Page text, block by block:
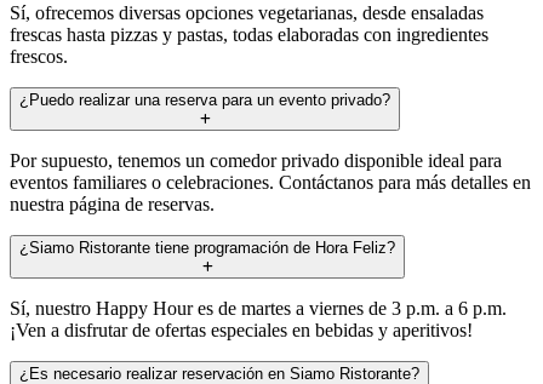
Sí, ofrecemos diversas opciones vegetarianas, desde ensaladas
frescas hasta pizzas y pastas, todas elaboradas con ingredientes
frescos.
¿Puedo realizar una reserva para un evento privado?
Por supuesto, tenemos un comedor privado disponible ideal para
eventos familiares o celebraciones. Contáctanos para más detalles en
nuestra página de reservas.
¿Siamo Ristorante tiene programación de Hora Feliz?
Sí, nuestro Happy Hour es de martes a viernes de 3 p.m. a 6 p.m.
¡Ven a disfrutar de ofertas especiales en bebidas y aperitivos!
¿Es necesario realizar reservación en Siamo Ristorante?